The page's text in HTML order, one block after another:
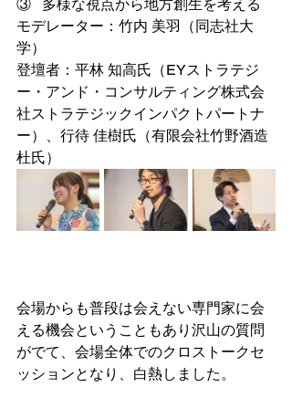
③   多様な視点から地方創生を考える
モデレーター：竹内 美羽（同志社大
学）
登壇者：平林 知高氏（EYストラテジ
ー・アンド・コンサルティング株式会
社ストラテジックインパクトパートナ
ー）、行待 佳樹氏（有限会社竹野酒造
杜氏）
会場からも普段は会えない専門家に会
える機会ということもあり沢山の質問
がでて、会場全体でのクロストークセ
ッションとなり、白熱しました。